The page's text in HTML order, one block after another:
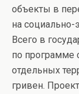
объекты в
на социально-
Всего в
по программе
отдельных
гривен.